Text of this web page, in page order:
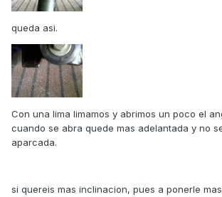
queda asi.
Con una lima limamos y abrimos un poco el
cuando se abra quede mas adelantada y no
aparcada.
si quereis mas inclinacion, pues a ponerle